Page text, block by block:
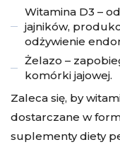
Witamina D3 –
jajników,
odżywienie
Żelazo –
komórki jajowej.
Zaleca się, by
dostarczane w
suplementy diety